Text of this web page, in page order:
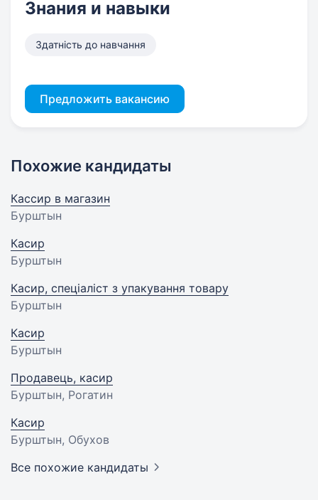
Знания и навыки
Здатність до навчання
Предложить вакансию
Похожие кандидаты
Кассир в магазин
Бурштын
Касир
Бурштын
Касир, спеціаліст з упакування товару
Бурштын
Касир
Бурштын
Продавець, касир
Бурштын, Рогатин
Касир
Бурштын, Обухов
Все похожие кандидаты